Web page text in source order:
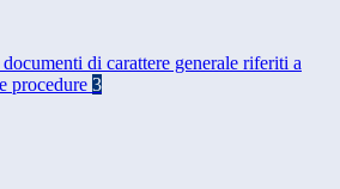
di carattere generale riferiti a
procedure 3